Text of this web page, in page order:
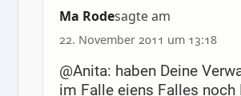
Ma Rodesagte am
22. November 2011 um 13:18
@Anita: haben Deine
im Falle eiens Falles noch